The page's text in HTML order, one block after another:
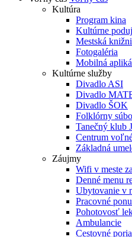
Kultúra
Program kina
Kultúrne
Mestská
Fotogaléria
Mobilná
Kultúrne služby
Divadlo ASI
Divadlo
Divadlo ŠOK
Folklórny
Tanečný klub
Centrum
Základná
Záujmy
Wifi v meste
Denné menu
Ubytovanie v
Pracovné
Pohotovosť
Ambulancie
Cestovné